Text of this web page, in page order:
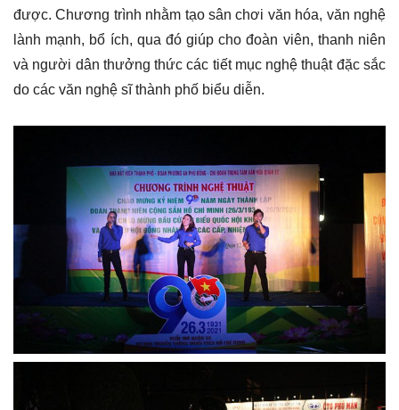
được. Chương trình nhằm tạo sân chơi văn hóa, văn nghệ
lành mạnh, bổ ích, qua đó giúp cho đoàn viên, thanh niên
và người dân thưởng thức các tiết mục nghệ thuật đặc sắc
do các văn nghệ sĩ thành phố biểu diễn.